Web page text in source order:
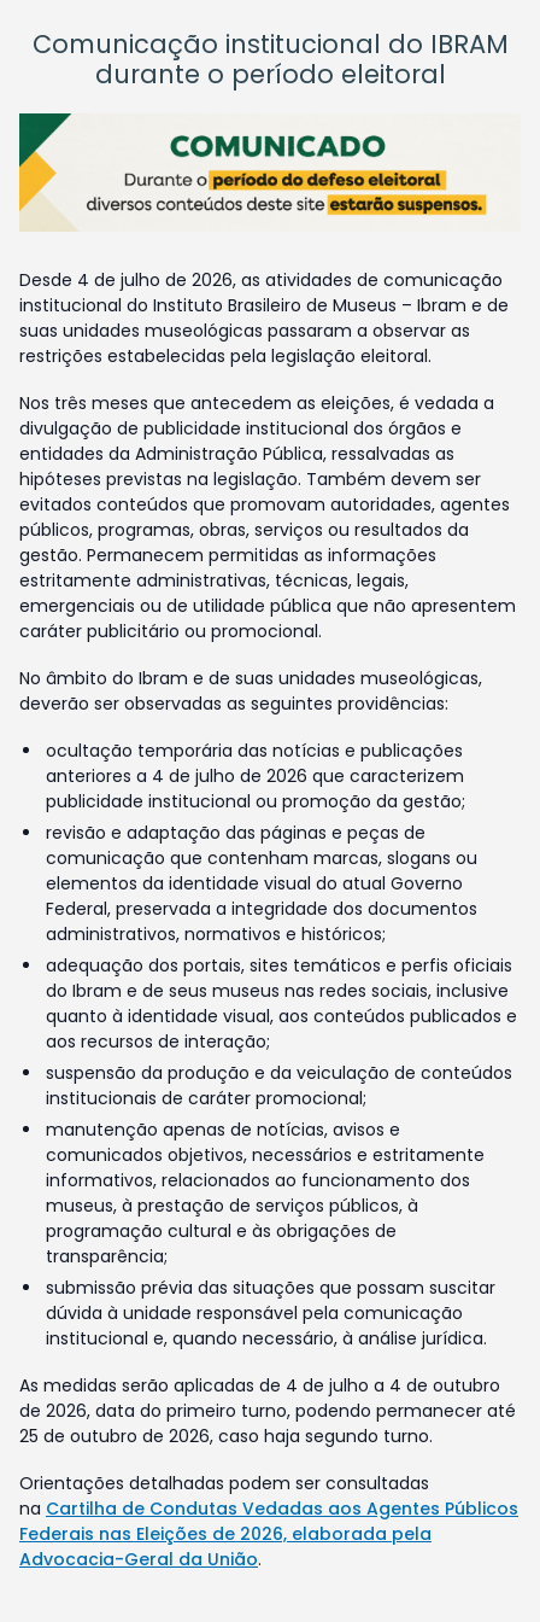
Comunicação institucional do IBRAM
durante o período eleitoral
Desde 4 de julho de 2026, as atividades de comunicação
institucional do Instituto Brasileiro de Museus – Ibram e de
suas unidades museológicas passaram a observar as
restrições estabelecidas pela legislação eleitoral.
Nos três meses que antecedem as eleições, é vedada a
divulgação de publicidade institucional dos órgãos e
entidades da Administração Pública, ressalvadas as
hipóteses previstas na legislação. Também devem ser
evitados conteúdos que promovam autoridades, agentes
públicos, programas, obras, serviços ou resultados da
gestão. Permanecem permitidas as informações
estritamente administrativas, técnicas, legais,
emergenciais ou de utilidade pública que não apresentem
caráter publicitário ou promocional.
No âmbito do Ibram e de suas unidades museológicas,
deverão ser observadas as seguintes providências:
ocultação temporária das notícias e publicações
anteriores a 4 de julho de 2026 que caracterizem
publicidade institucional ou promoção da gestão;
revisão e adaptação das páginas e peças de
comunicação que contenham marcas, slogans ou
elementos da identidade visual do atual Governo
Federal, preservada a integridade dos documentos
administrativos, normativos e históricos;
adequação dos portais, sites temáticos e perfis oficiais
do Ibram e de seus museus nas redes sociais, inclusive
quanto à identidade visual, aos conteúdos publicados e
aos recursos de interação;
suspensão da produção e da veiculação de conteúdos
institucionais de caráter promocional;
manutenção apenas de notícias, avisos e
comunicados objetivos, necessários e estritamente
informativos, relacionados ao funcionamento dos
museus, à prestação de serviços públicos, à
programação cultural e às obrigações de
transparência;
submissão prévia das situações que possam suscitar
dúvida à unidade responsável pela comunicação
institucional e, quando necessário, à análise jurídica.
As medidas serão aplicadas de 4 de julho a 4 de outubro
de 2026, data do primeiro turno, podendo permanecer até
25 de outubro de 2026, caso haja segundo turno.
Orientações detalhadas podem ser consultadas
na Cartilha de Condutas Vedadas aos Agentes Públicos
Federais nas Eleições de 2026, elaborada pela
Advocacia-Geral da União.